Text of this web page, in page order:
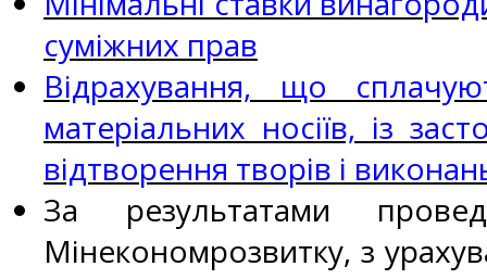
суміжних прав
Відрахування, що
матеріальних носіїв, із
відтворення творів і
За результатами
Мінекономрозвитку, з